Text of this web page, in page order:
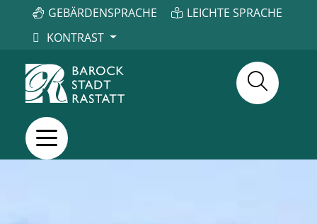
GEBÄRDENSPRACHE
LEICHTE SPRACHE
KONTRAST